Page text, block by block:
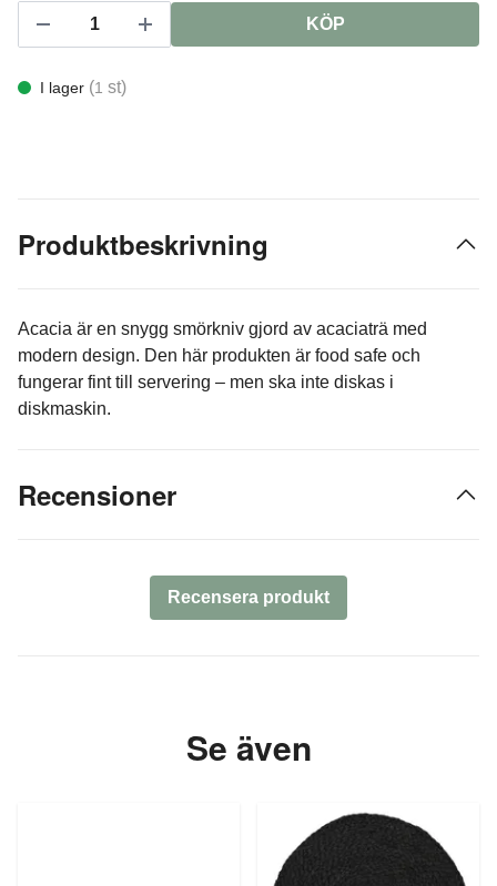
KÖP
I lager (1 st)
Produktbeskrivning
Acacia är en snygg smörkniv gjord av acaciaträ med
modern design. Den här produkten är food safe och
fungerar fint till servering – men ska inte diskas i
diskmaskin.
Recensioner
Recensera produkt
Se även